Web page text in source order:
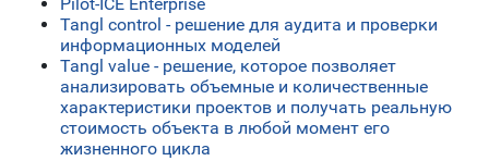
Tangl control - решение для аудита и проверки
информационных моделей
Tangl value - решение, которое позволяет
анализировать объемные и количественные
характеристики проектов и получать реальную
стоимость объекта в любой момент его
жизненного цикла